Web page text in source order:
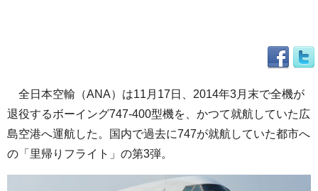
全日本空輸（ANA）は11月17日、2014年3月末で全機が
退役するボーイング747-400型機を、かつて就航していた広
島空港へ運航した。国内で過去に747が就航していた都市へ
の「里帰りフライト」の第3弾。